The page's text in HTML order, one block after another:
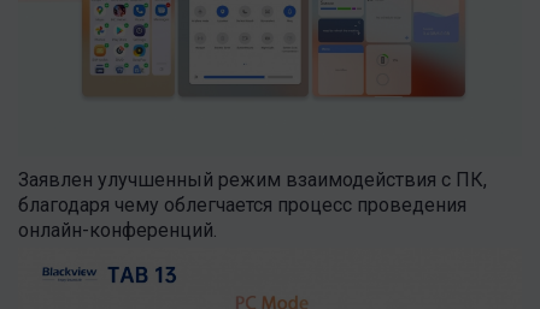
Заявлен улучшенный режим взаимодействия с ПК,
благодаря чему облегчается процесс проведения
онлайн-конференций.